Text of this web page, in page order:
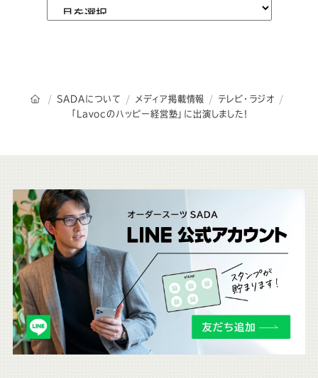
オーダースーツSADAのトップページ
SADAについて メディア掲載情報
テレビ・ラジオ
「Lavocのハッピー経営塾」に出演しました!
こ
ち
ら
も
チ
ェ